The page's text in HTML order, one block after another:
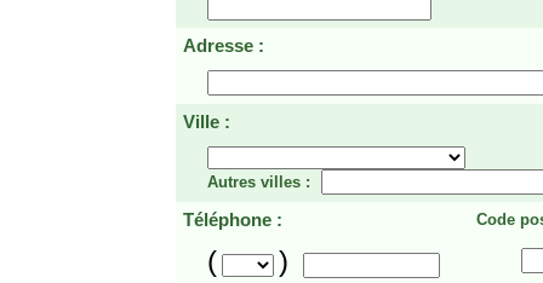
Adresse :
Ville :
Autres villes :
Téléphone : Code
( )